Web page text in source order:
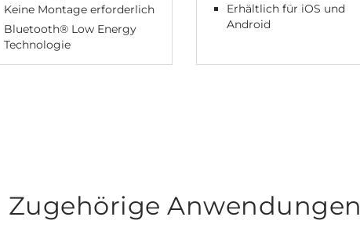
Keine Montage erforderlich
Bluetooth® Low Energy
Technologie
Erhältlich für iOS und
Android
Zugehörige Anwendungen